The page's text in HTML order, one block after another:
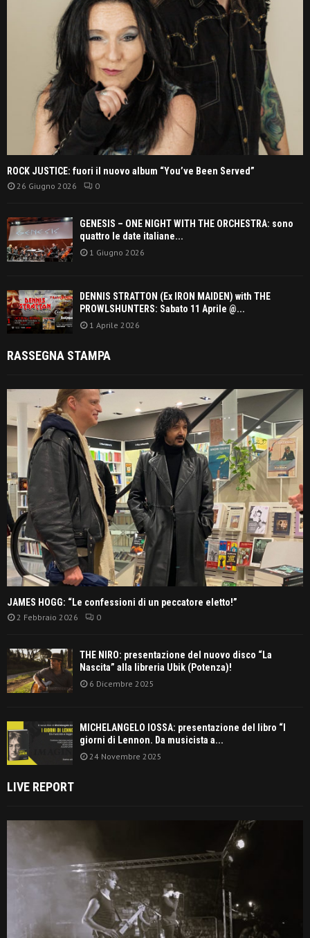
ROCK JUSTICE: fuori il nuovo album “You’ve Been Served”
26 Giugno 2026 0
GENESIS – ONE NIGHT WITH THE ORCHESTRA: sono
quattro le date italiane...
1 Giugno 2026
DENNIS STRATTON (Ex IRON MAIDEN) with THE
PROWLSHUNTERS: Sabato 11 Aprile @...
1 Aprile 2026
RASSEGNA STAMPA
JAMES HOGG: “Le confessioni di un peccatore eletto!”
2 Febbraio 2026 0
THE NIRO: presentazione del nuovo disco “La
Nascita” alla libreria Ubik (Potenza)!
6 Dicembre 2025
MICHELANGELO IOSSA: presentazione del libro “I
giorni di Lennon. Da musicista a...
24 Novembre 2025
LIVE REPORT